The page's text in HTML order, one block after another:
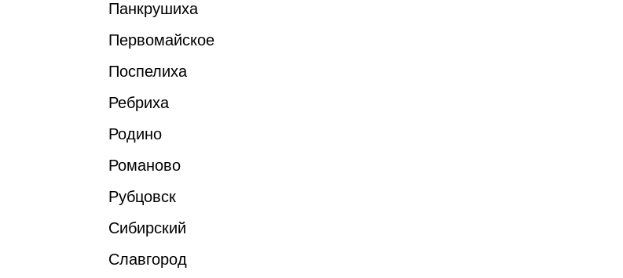
Панкрушиха
Первомайское
Поспелиха
Ребриха
Родино
Романово
Рубцовск
Сибирский
Славгород